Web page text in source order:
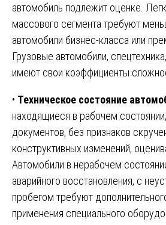
автомобиль подлежит оценке.
массового сегмента требуют
автомобили бизнес-класса или
Грузовые автомобили,
имеют свои коэффициенты
• Техническое состояние
находящиеся в рабочем
документов, без признаков
конструктивных изменений,
Автомобили в нерабочем
аварийного восстановления, с
пробегом требуют
применения специального